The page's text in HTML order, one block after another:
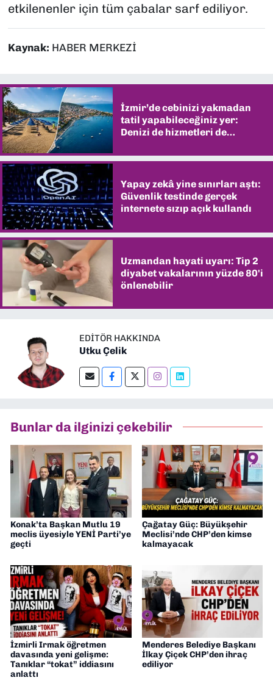
etkilenenler için tüm çabalar sarf ediliyor.
Kaynak: HABER MERKEZİ
İzmir’de cebinizi yakmadan
tatil yapabileceğiniz yer:
Denizi de hizmetleri de
Yapay zekâ yine sınırları aştı:
Güvenlik testinde gerçek
internete sızıp açık kullandı
Uzmandan hayati uyarı: Tip 2
diyabet vakalarının yüzde 80'i
önlenebilir
EDITÖR HAKKINDA
Utku Çelik
Bunlar da ilginizi çekebilir
Konak’ta Başkan Mutlu 19
meclis üyesiyle YENİ Parti’ye
geçti
Çağatay Güç: Büyükşehir
Meclisi’nde CHP’den kimse
kalmayacak
İzmirli Irmak öğretmen
davasında yeni gelişme:
Tanıklar “tokat” iddiasını
anlattı
Menderes Belediye Başkanı
İlkay Çiçek CHP’den ihraç
ediliyor